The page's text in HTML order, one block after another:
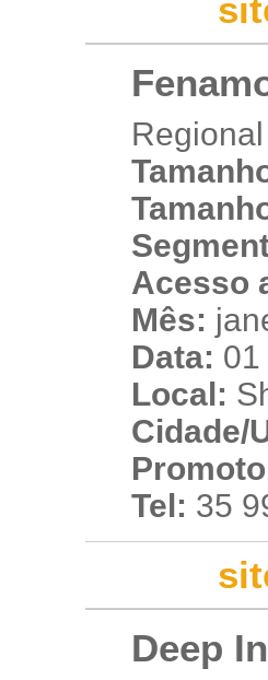
Acesso
Mês:
Data:
Local:
Cidade/
Tel: 35
Deep